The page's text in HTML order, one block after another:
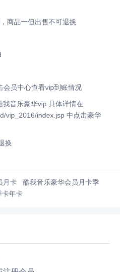
商品一但出售不可退换
会员中心查看vip到账情况
音乐豪华vip 具体详情在
vip_2016/index.jsp 中点击豪华
换
月卡
酷我音乐豪华会员月卡季
卡年卡